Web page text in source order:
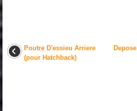
Poutre D'essieu Arriere
(pour Hatchback)
Depose